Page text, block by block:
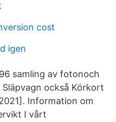
cost
igen
samling av fotonoch
också Körkort
Information om
I vårt